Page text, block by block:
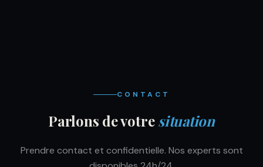
CONTACT
Parlons de votresituation
Prendre contact et confidentielle. Nos experts sont